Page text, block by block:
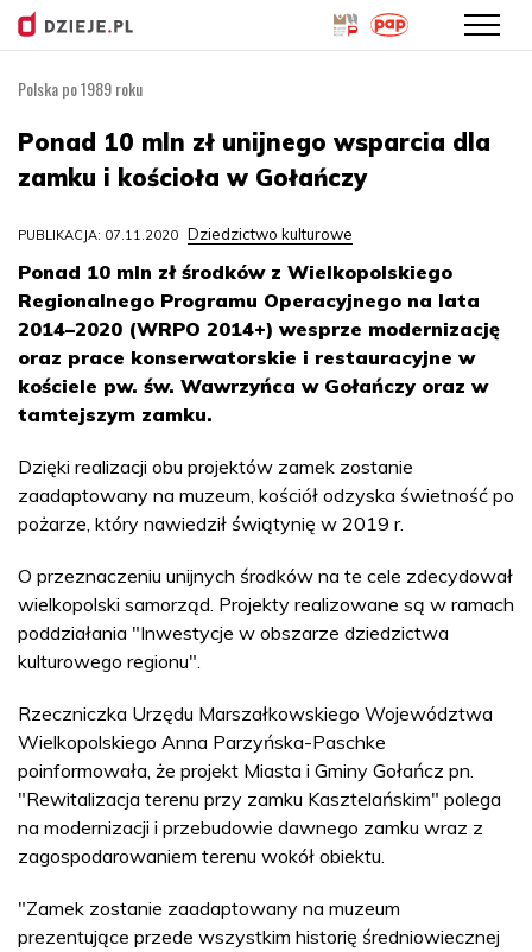
treści
Polska po 1989 roku
Ponad 10 mln zł unijnego wsparcia dla
zamku i kościoła w Gołańczy
PUBLIKACJA: 07.11.2020 Dziedzictwo kulturowe
Ponad 10 mln zł środków z Wielkopolskiego
Regionalnego Programu Operacyjnego na lata
2014–2020 (WRPO 2014+) wesprze modernizację
oraz prace konserwatorskie i restauracyjne w
kościele pw. św. Wawrzyńca w Gołańczy oraz w
tamtejszym zamku.
Dzięki realizacji obu projektów zamek zostanie
zaadaptowany na muzeum, kościół odzyska świetność po
pożarze, który nawiedził świątynię w 2019 r.
O przeznaczeniu unijnych środków na te cele zdecydował
wielkopolski samorząd. Projekty realizowane są w ramach
poddziałania "Inwestycje w obszarze dziedzictwa
kulturowego regionu".
Rzeczniczka Urzędu Marszałkowskiego Województwa
Wielkopolskiego Anna Parzyńska-Paschke
poinformowała, że projekt Miasta i Gminy Gołańcz pn.
"Rewitalizacja terenu przy zamku Kasztelańskim" polega
na modernizacji i przebudowie dawnego zamku wraz z
zagospodarowaniem terenu wokół obiektu.
"Zamek zostanie zaadaptowany na muzeum
prezentujące przede wszystkim historię średniowiecznej